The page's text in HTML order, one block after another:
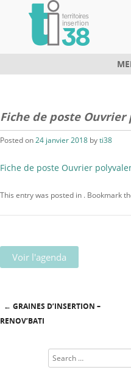
Fiche de poste Ouvrier
Posted on24 janvier 2018 byti38
Fiche de poste Ouvrier
This entry was posted in . Bookmark
Voir l'agenda
Post navigation
← GRAINES D’INSERTION –
RENOV’BATI
Search